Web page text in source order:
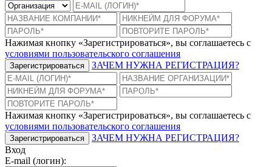
Нажимая кнопку «Зарегистрироваться», вы соглашаетесь с
условиями пользовательского соглашения
Зарегистрироваться ЗАЧЕМ НУЖНА РЕГИСТРАЦИЯ?
Нажимая кнопку «Зарегистрироваться», вы соглашаетесь с
условиями пользовательского соглашения
Зарегистрироваться
ЗАЧЕМ НУЖНА РЕГИСТРАЦИЯ?
Вход
E-mail (логин):